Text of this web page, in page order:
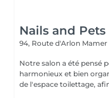
Nails and Pets
94, Route d'Arlon Mamer
Notre salon a été pensé
harmonieux et bien
de l'espace toilettage,